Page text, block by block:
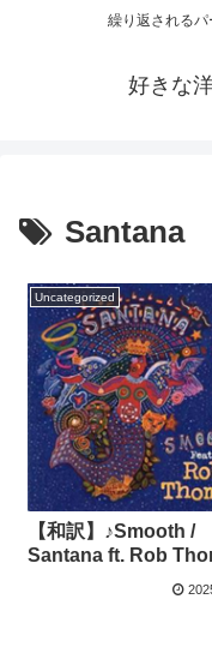
繰り返されるパ
好きな
Santana
Uncategorized
【和訳】♪Smooth /
Santana ft. Rob